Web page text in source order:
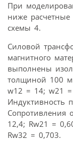
При
ниже расчетные
схемы 4.
Силовой
магнитного
выполнены
толщиной 100
w12 = 14; w21
Индуктивность
Сопротивления
12,4; Rw21 =
Rw32 = 0,703.